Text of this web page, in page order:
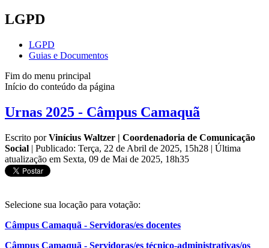
LGPD
LGPD
Guias e Documentos
Fim do menu principal
Início do conteúdo da página
Urnas 2025 - Câmpus Camaquã
Escrito porVinícius Waltzer | Coordenadoria de Comunicação
Social | Publicado: Terça, 22 de Abril de 2025, 15h28 | Última
atualização em Sexta, 09 de Mai de 2025, 18h35
Selecione sua locação para votação:
Câmpus Camaquã - Servidoras/es docentes
Câmpus Camaquã - Servidoras/es técnico-administrativas/os